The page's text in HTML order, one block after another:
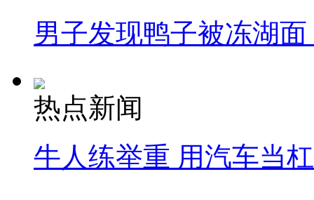
男子发现鸭子被冻湖
热点新闻
牛人练举重 用汽车当